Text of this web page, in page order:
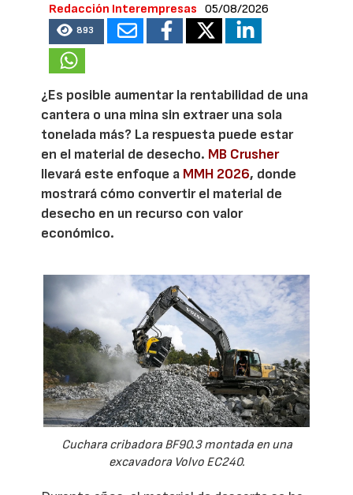
Redacción Interempresas 05/08/2026
893
¿Es posible aumentar la rentabilidad de una
cantera o una mina sin extraer una sola
tonelada más? La respuesta puede estar
en el material de desecho. MB Crusher
llevará este enfoque a MMH 2026, donde
mostrará cómo convertir el material de
desecho en un recurso con valor
económico.
Cuchara cribadora BF90.3 montada en una
excavadora Volvo EC240.